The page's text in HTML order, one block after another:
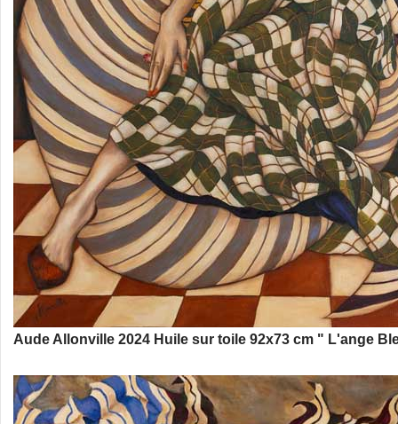
Aude Allonville 2024 Huile sur toile 92x73 cm " L'ange